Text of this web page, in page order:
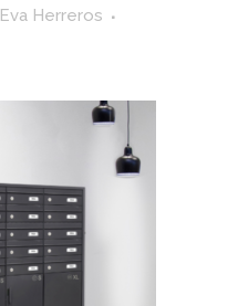
Eva Herreros